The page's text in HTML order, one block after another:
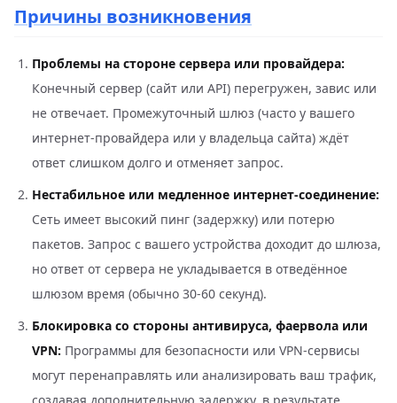
Причины возникновения
Проблемы на стороне сервера или провайдера:
Конечный сервер (сайт или API) перегружен, завис или
не отвечает. Промежуточный шлюз (часто у вашего
интернет-провайдера или у владельца сайта) ждёт
ответ слишком долго и отменяет запрос.
Нестабильное или медленное интернет-соединение:
Сеть имеет высокий пинг (задержку) или потерю
пакетов. Запрос с вашего устройства доходит до шлюза,
но ответ от сервера не укладывается в отведённое
шлюзом время (обычно 30-60 секунд).
Блокировка со стороны антивируса, фаервола или
VPN: Программы для безопасности или VPN-сервисы
могут перенаправлять или анализировать ваш трафик,